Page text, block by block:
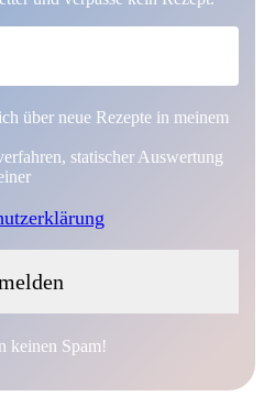
über neue Rezepte in meinem
statischer Auswertung
keinen Spam!